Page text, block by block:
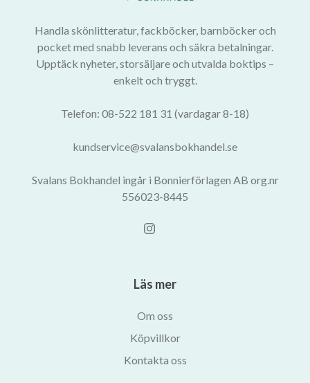
Handla skönlitteratur, fackböcker, barnböcker och
pocket med snabb leverans och säkra betalningar.
Upptäck nyheter, storsäljare och utvalda boktips –
enkelt och tryggt.
Telefon: 08-522 181 31 (vardagar 8-18)
kundservice@svalansbokhandel.se
Svalans Bokhandel ingår i Bonnierförlagen AB org.nr
556023-8445
Läs mer
Om oss
Köpvillkor
Kontakta oss